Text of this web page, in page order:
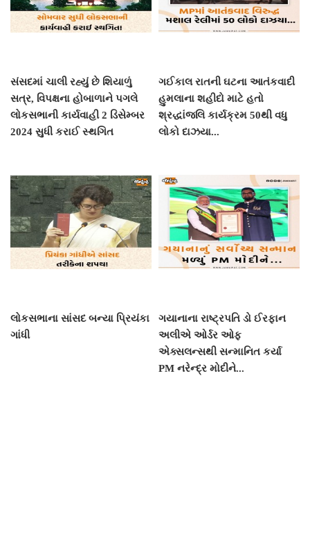
સંસદમાં ચાલી રહ્યું છે શિયાળું
સત્ર, વિપક્ષના હોબાળાને પગલે
લોકસભાની કાર્યવાહી 2 ડિસેમ્બર
2024 સુધી કરાઈ સ્થગિત
ગઈકાલ રાતની ઘટના આતંકવાદી
હુમલાના શહીદો માટે હતો
શ્રદ્ધાંજલિ કાર્યક્રમ 50થી વધુ
લોકો દાઝયા...
લોકસભાના સાંસદ બન્યા પ્રિયંકા
ગાંધી
ગયાનાના રાષ્ટ્રપતિ ડો ઈરફાન
અલીએ ઓર્ડર ઓફ
એક્સલન્સથી સન્માનિત કર્યા
PM નરેન્દ્ર મોદીને...